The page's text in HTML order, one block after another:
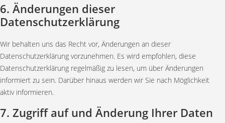
6. Änderungen dieser
Datenschutzerklärung
Wir behalten uns das Recht vor, Änderungen an dieser
Datenschutzerklärung vorzunehmen. Es wird empfohlen, diese
Datenschutzerklärung regelmäßig zu lesen, um über Änderungen
informiert zu sein. Darüber hinaus werden wir Sie nach Möglichkeit
aktiv informieren.
7. Zugriff auf und Änderung Ihrer Daten